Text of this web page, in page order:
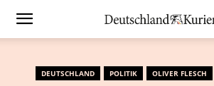
DEUTSCHLAND POLITIK OLIVER FLESCH